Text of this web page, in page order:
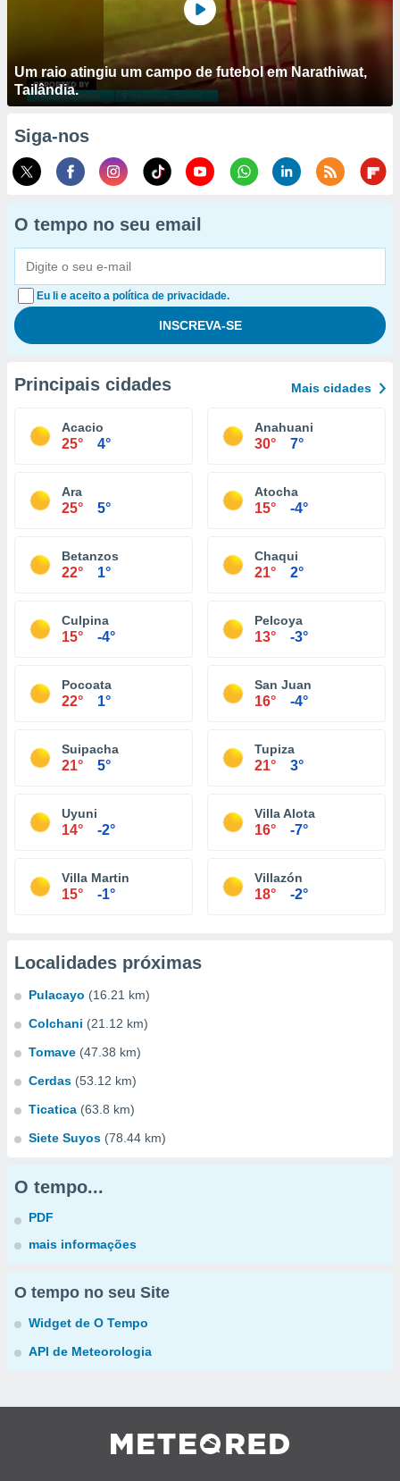
Um raio atingiu um campo de futebol em Narathiwat,
Tailândia.
Siga-nos
O tempo no seu email
Eu li e aceito a política de privacidade.
Principais cidades Mais cidades
Acacio
25° 4°
Anahuani
30° 7°
Ara
25° 5°
Atocha
15° -4°
Betanzos
22° 1°
Chaqui
21° 2°
Culpina
15° -4°
Pelcoya
13° -3°
Pocoata
22° 1°
San Juan
16° -4°
Suipacha
21° 5°
Tupiza
21° 3°
Uyuni
14° -2°
Villa Alota
16° -7°
Villa Martin
15° -1°
Villazón
18° -2°
Localidades próximas
Pulacayo (16.21 km)
Colchani (21.12 km)
Tomave (47.38 km)
Cerdas (53.12 km)
Ticatica (63.8 km)
Siete Suyos (78.44 km)
O tempo...
PDF
mais informações
O tempo no seu Site
Widget de O Tempo
API de Meteorologia